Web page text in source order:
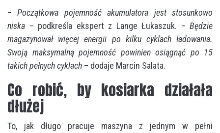
–Początkowa pojemność akumulatora jest stosunkowo
niska – podkreśla ekspert z Lange Łukaszuk. – Będzie
magazynował więcej energii po kilku cyklach ładowania.
Swoją maksymalną pojemność powinien osiągnąć po 15
takich pełnych cyklach – dodaje Marcin Salata.
Co robić, by kosiarka działała
dłużej
To, jak długo pracuje maszyna z jednym w pełni